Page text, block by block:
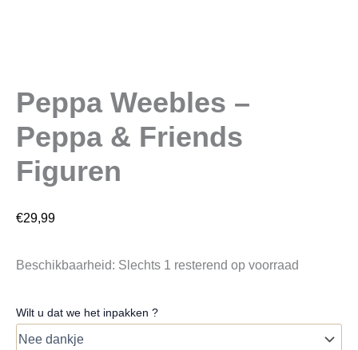
Peppa Weebles –
Peppa & Friends
Figuren
€29,99
Beschikbaarheid: Slechts 1 resterend op voorraad
Wilt u dat we het inpakken ?